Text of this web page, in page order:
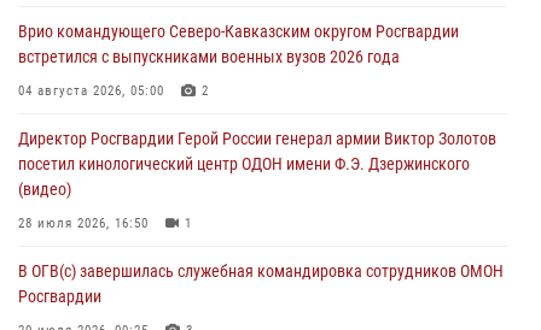
08 августа 2026, 06:15 9
День физкультурника в Уральском округе Росгвардии отметили
08 августа 2026, 06:03
Врио командующего Северо-Кавказским округом Росгвардии
встретился с выпускниками военных вузов 2026 года
04 августа 2026, 05:00 2
Директор Росгвардии Герой России генерал армии Виктор Золотов
посетил кинологический центр ОДОН имени Ф.Э. Дзержинского
(видео)
28 июля 2026, 16:50 1
В ОГВ(с) завершилась служебная командировка сотрудников ОМОН
Росгвардии